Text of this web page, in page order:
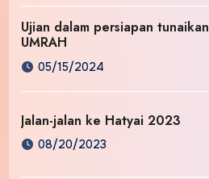
Ujian dalam persiapan tunaikan
UMRAH
05/15/2024
Jalan-jalan ke Hatyai 2023
08/20/2023